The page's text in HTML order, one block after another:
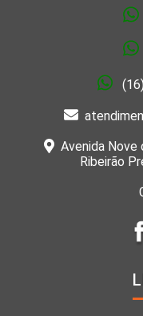
Avenida Nove
Ribeirão